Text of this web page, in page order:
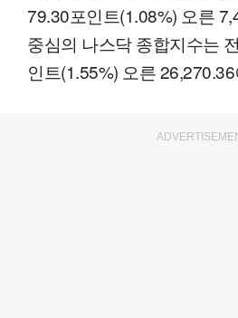
79.30포인트(1.08%) 오른
중심의 나스닥 종합지수는
인트(1.55%) 오른